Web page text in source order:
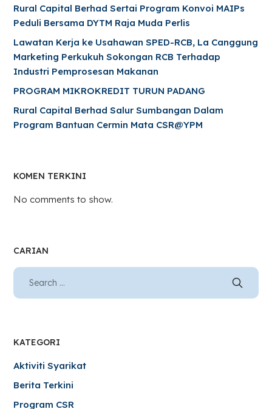
Rural Capital Berhad Sertai Program Konvoi MAIPs
Peduli Bersama DYTM Raja Muda Perlis
Lawatan Kerja ke Usahawan SPED-RCB, La Canggung
Marketing Perkukuh Sokongan RCB Terhadap
Industri Pemprosesan Makanan
PROGRAM MIKROKREDIT TURUN PADANG
Rural Capital Berhad Salur Sumbangan Dalam
Program Bantuan Cermin Mata CSR@YPM
KOMEN TERKINI
No comments to show.
CARIAN
KATEGORI
Aktiviti Syarikat
Berita Terkini
Program CSR